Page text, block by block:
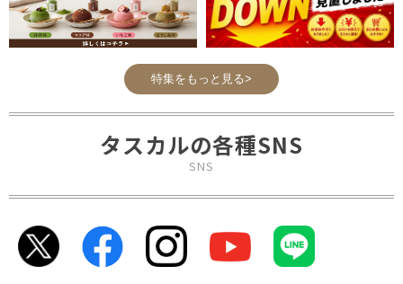
特集をもっと見る>
タスカルの各種SNS
SNS